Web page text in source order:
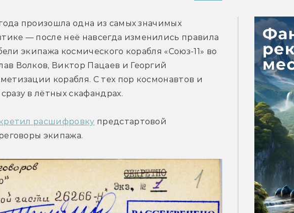
произошла одна из самых значимых
— после неё навсегда изменились правила
экипажа космического корабля «Союз-11» во
Волков, Виктор Пацаев и Георгий
корабля. С тех пор космонавтов и
в лётных скафандрах.
расшифровку предстартовой
экипажа.